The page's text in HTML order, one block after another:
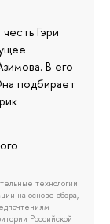
Гэри
В его
подбирает
технологии
на основе сбора,
Российской